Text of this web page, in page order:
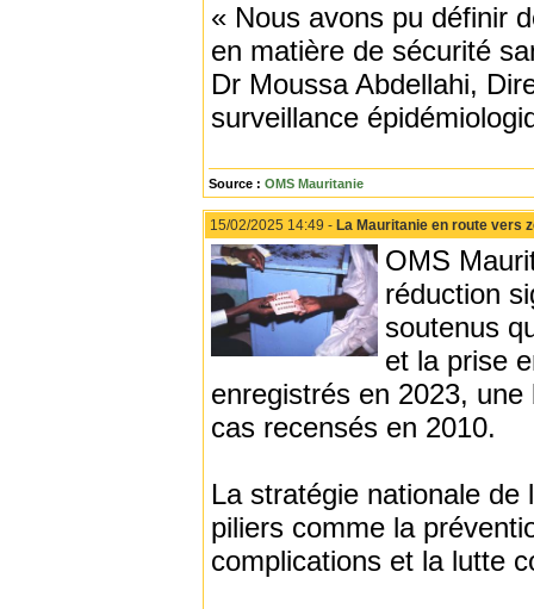
« Nous avons pu définir
en matière de sécurité
Dr Moussa Abdellahi,
surveillance
Source : OMS Mauritanie
15/02/2025 14:49 - La Mauritanie en route vers
OMS
réduction
soutenus
et la prise
enregistrés en 2023,
cas recensés en 2010.
La stratégie nationale
piliers comme la
complications et la lutte